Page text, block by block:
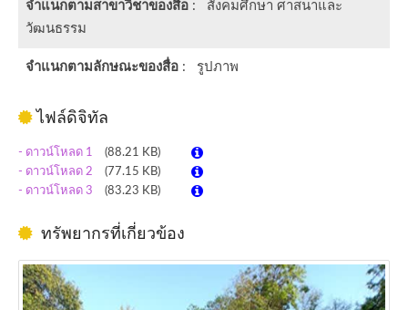
จำแนกตามสาขาวิชาของสื่อ : สังคมศึกษา ศาสนาและ
วัฒนธรรม
จำแนกตามลักษณะของสื่อ : รูปภาพ
ไฟล์ดิจิทัล
- ดาวน์โหลด 1
(88.21 KB)
- ดาวน์โหลด 2
(77.15 KB)
- ดาวน์โหลด 3
(83.23 KB)
ทรัพยากรที่เกี่ยวข้อง